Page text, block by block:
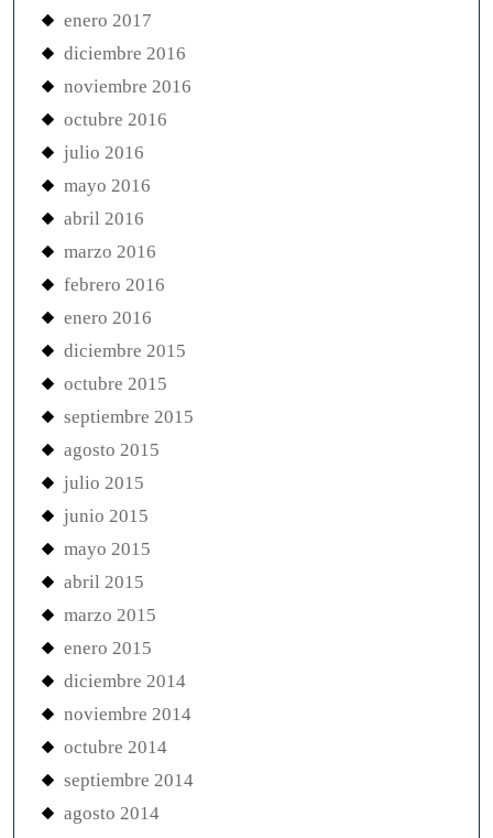
enero 2017
diciembre 2016
noviembre 2016
octubre 2016
julio 2016
mayo 2016
abril 2016
marzo 2016
febrero 2016
enero 2016
diciembre 2015
octubre 2015
septiembre 2015
agosto 2015
julio 2015
junio 2015
mayo 2015
abril 2015
marzo 2015
enero 2015
diciembre 2014
noviembre 2014
octubre 2014
septiembre 2014
agosto 2014